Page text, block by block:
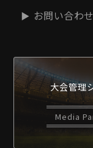
お問い合わせ
大会管理
Media